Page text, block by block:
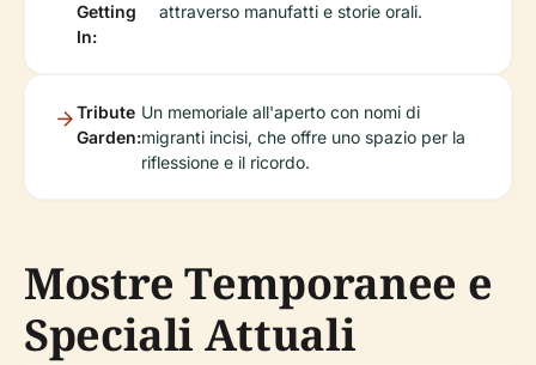
Getting
In:
attraverso manufatti e storie orali.
Tribute
Garden:
Un memoriale all'aperto con nomi di
migranti incisi, che offre uno spazio per la
riflessione e il ricordo.
Mostre Temporanee e
Speciali Attuali